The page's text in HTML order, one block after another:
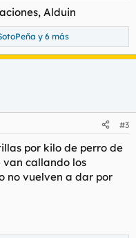
Alduin
y 6 más
#3
por kilo de perro de
callando los
no vuelven a dar por